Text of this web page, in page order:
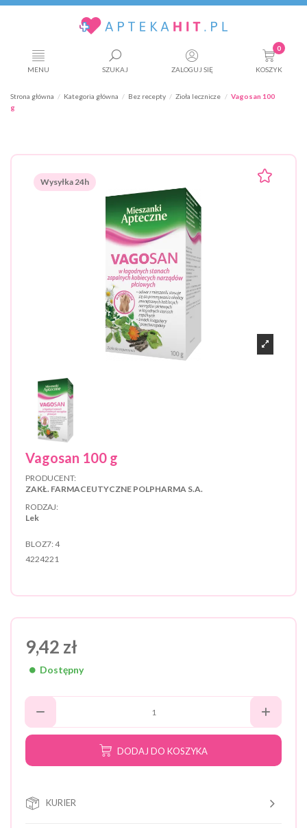
MENU SZUKAJ ZALOGUJ SIĘ
0
KOSZYK
Strona główna Kategoria główna Bez recepty Zioła lecznicze
Vagosan 100
g
Wysyłka 24h
Vagosan 100 g
PRODUCENT:
ZAKŁ. FARMACEUTYCZNE POLPHARMA S.A.
RODZAJ:
Lek
BLOZ7: 4
4224221
9,42 zł
Dostępny
DODAJ DO KOSZYKA
KURIER